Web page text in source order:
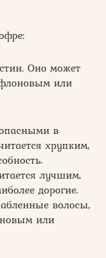
Оно может
или
в
хрупким,
лучшим,
дорогие.
волосы,
или